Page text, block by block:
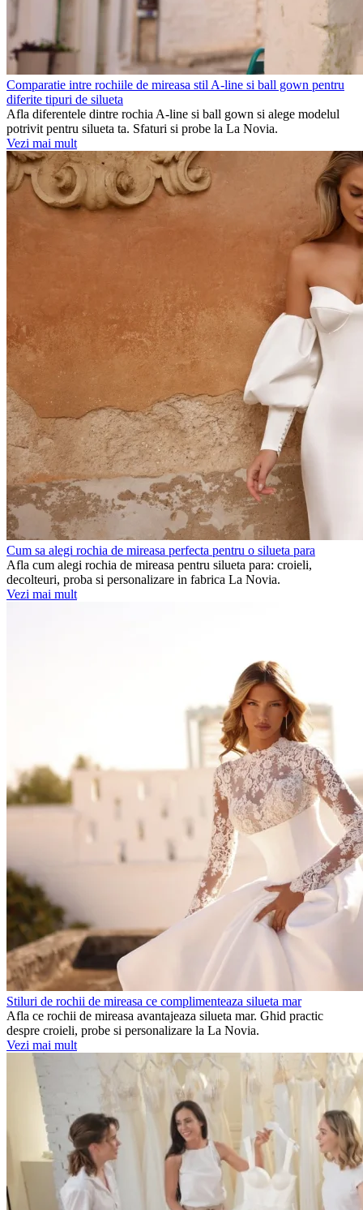
Comparatie intre rochiile de mireasa stil A-line si ball gown pentru
diferite tipuri de silueta
Afla diferentele dintre rochia A-line si ball gown si alege modelul
potrivit pentru silueta ta. Sfaturi si probe la La Novia.
Vezi mai mult
Cum sa alegi rochia de mireasa perfecta pentru o silueta para
Afla cum alegi rochia de mireasa pentru silueta para: croieli,
decolteuri, proba si personalizare in fabrica La Novia.
Vezi mai mult
Stiluri de rochii de mireasa ce complimenteaza silueta mar
Afla ce rochii de mireasa avantajeaza silueta mar. Ghid practic
despre croieli, probe si personalizare la La Novia.
Vezi mai mult